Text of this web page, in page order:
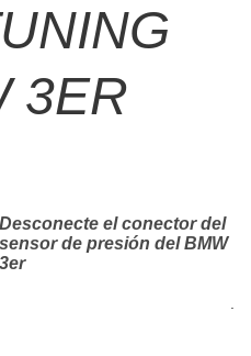
3ER
Desconecte el conector del
sensor de presión del BMW
3er